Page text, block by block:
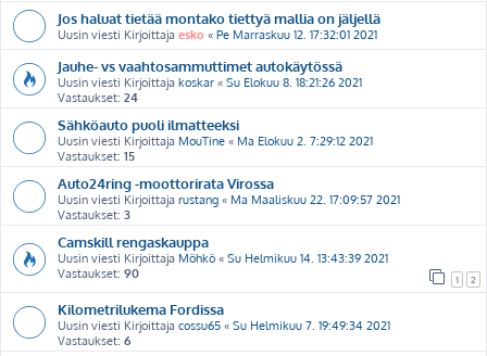
Jos haluat tietää montako tiettyä mallia on jäljellä
Uusin viesti Kirjoittaja esko « Pe Marraskuu 12. 17:32:01 2021
Jauhe- vs vaahtosammuttimet autokäytössä
Uusin viesti Kirjoittaja koskar « Su Elokuu 8. 18:21:26 2021
Vastaukset: 24
Sähköauto puoli ilmatteeksi
Uusin viesti Kirjoittaja MouTine « Ma Elokuu 2. 7:29:12 2021
Vastaukset: 15
Auto24ring -moottorirata Virossa
Uusin viesti Kirjoittaja rustang « Ma Maaliskuu 22. 17:09:57 2021
Vastaukset: 3
Camskill rengaskauppa
Uusin viesti Kirjoittaja Möhkö « Su Helmikuu 14. 13:43:39 2021
Vastaukset: 90 1 2
Kilometrilukema Fordissa
Uusin viesti Kirjoittaja cossu65 « Su Helmikuu 7. 19:49:34 2021
Vastaukset: 6